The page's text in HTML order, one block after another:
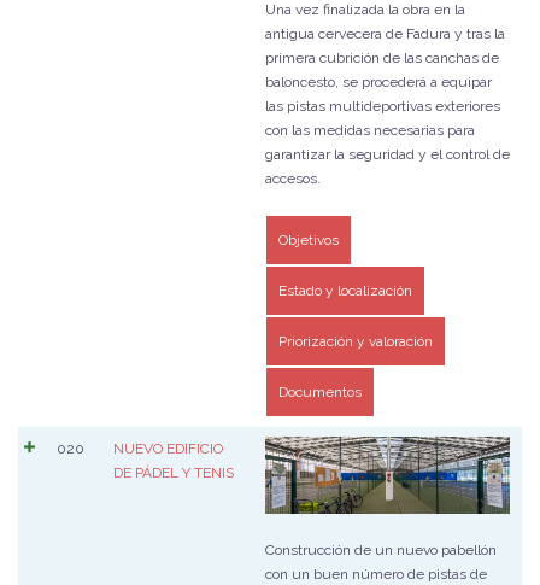
Una vez finalizada la obra en la
antigua cervecera de Fadura y tras la
primera cubrición de las canchas de
baloncesto, se procederá a equipar
las pistas multideportivas exteriores
con las medidas necesarias para
garantizar la seguridad y el control de
accesos.
Objetivos
Estado y localización
Priorización y valoración
Documentos
020
NUEVO EDIFICIO
DE PÁDEL Y TENIS
Construcción de un nuevo pabellón
con un buen número de pistas de